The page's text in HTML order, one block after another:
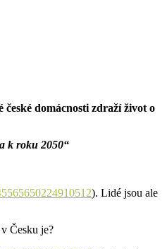
domácnosti zdraží život o
k roku 2050“
). Lidé jsou ale
Česku je?